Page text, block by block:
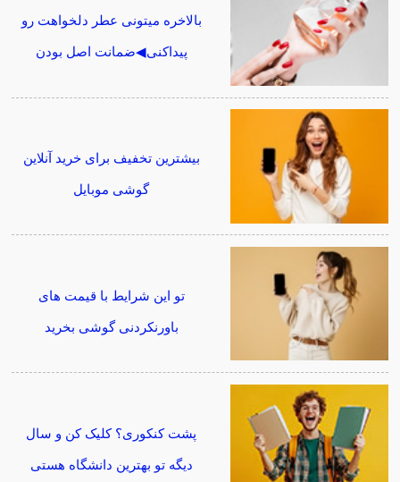
بالاخره میتونی عطر دلخواهت رو
پیداکنی◀ضمانت اصل بودن
بیشترین تخفیف برای خرید آنلاین
گوشی موبایل
تو این شرایط با قیمت های
باورنکردنی گوشی بخرید
پشت کنکوری؟ کلیک کن و سال
دیگه تو بهترین دانشگاه هستی